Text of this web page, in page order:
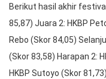
Berikut hasil akhir
85,87) Juara 2: HKBP
Rebo (Skor 84,05)
(Skor 83,58) Harapan 2:
HKBP Sutoyo (Skor 81,73)